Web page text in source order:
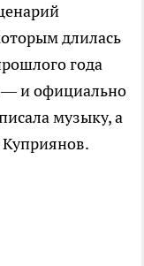
длилась
года
— и официально
музыку, а
Куприянов.